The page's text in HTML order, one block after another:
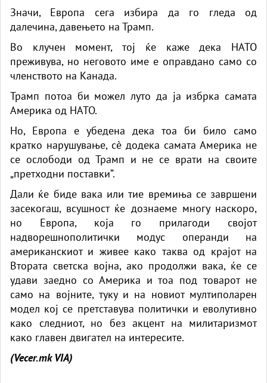
Значи, Европа сега избира да го гледа од
далечина, давењето на Трамп.
Во клучен момент, тој ќе каже дека НАТО
преживува, но неговото име е оправдано само со
членството на Канада.
Трамп потоа би можел луто да ја избрка самата
Америка од НАТО.
Но, Европа е убедена дека тоа би било само
кратко нарушување, сè додека самата Америка не
се ослободи од Трамп и не се врати на своите
„претходни поставки“.
Дали ќе биде вака или тие времиња се завршени
засекогаш, всушност ќе дознаеме многу наскоро,
но Европа, која го прилагоди својот
надворешнополитички модус операнди на
американскиот и живее како таква од крајот на
Втората светска војна, ако продолжи вака, ќе се
удави заедно со Америка и тоа под товарот не
само на војните, туку и на новиот мултиполарен
модел кој се претставува политички и еволутивно
како следниот, но без акцент на милитаризмот
како главен двигател на интересите.
(Vecer.mkVIA)